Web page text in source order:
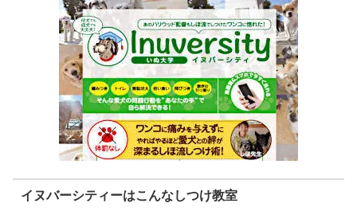
イヌバーシティーはこんなしつけ教室